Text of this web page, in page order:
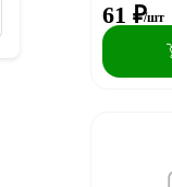
61 ₽/шт